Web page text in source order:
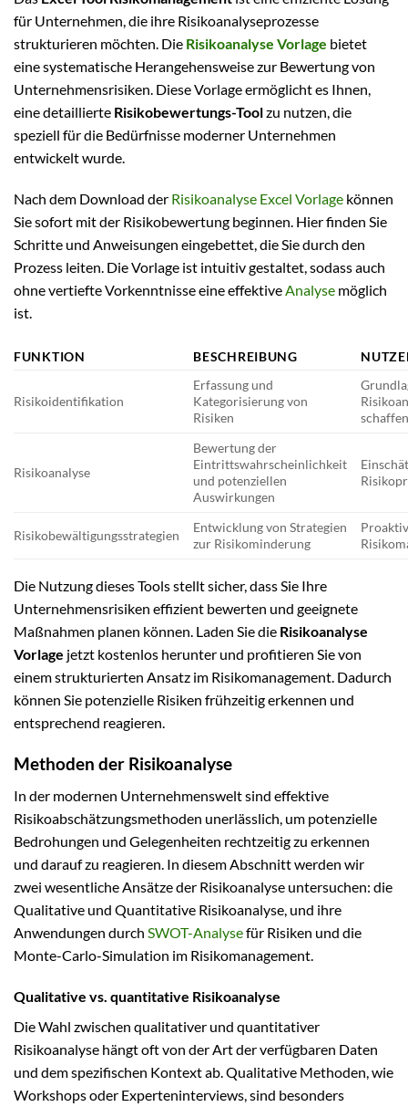
für Unternehmen, die ihre Risikoanalyseprozesse
strukturieren möchten. Die Risikoanalyse Vorlage bietet
eine systematische Herangehensweise zur Bewertung von
Unternehmensrisiken. Diese Vorlage ermöglicht es Ihnen,
eine detaillierte Risikobewertungs-Toolzu nutzen, die
speziell für die Bedürfnisse moderner Unternehmen
entwickelt wurde.
Nach dem Download der Risikoanalyse Excel Vorlage können
Sie sofort mit der Risikobewertung beginnen. Hier finden Sie
Schritte und Anweisungen eingebettet, die Sie durch den
Prozess leiten. Die Vorlage ist intuitiv gestaltet, sodass auch
ohne vertiefte Vorkenntnisse eine effektiveAnalyse möglich
ist.
FUNKTION BESCHREIBUNG
Risikoidentifikation
Erfassung und
Kategorisierung von
Risiken
Risikoanalyse
Bewertung der
Eintrittswahrscheinlichkeit
und potenziellen
Auswirkungen
Risikobewältigungsstrategien
Entwicklung von Strategien
zur Risikominderung
Die Nutzung dieses Tools stellt sicher, dass Sie Ihre
Unternehmensrisiken effizient bewerten und geeignete
Maßnahmen planen können. Laden Sie die Risikoanalyse
Vorlage jetzt kostenlos herunter und profitieren Sie von
einem strukturierten Ansatz im Risikomanagement. Dadurch
können Sie potenzielle Risiken frühzeitig erkennen und
entsprechend reagieren.
Methoden der Risikoanalyse
In der modernen Unternehmenswelt sind effektive
Risikoabschätzungsmethoden unerlässlich, um potenzielle
Bedrohungen und Gelegenheiten rechtzeitig zu erkennen
und darauf zu reagieren. In diesem Abschnitt werden wir
zwei wesentliche Ansätze der Risikoanalyse untersuchen: die
Qualitative und Quantitative Risikoanalyse, und ihre
Anwendungen durch SWOT-Analysefür Risiken und die
Monte-Carlo-Simulation im Risikomanagement.
Qualitative vs. quantitative Risikoanalyse
Die Wahl zwischen qualitativer und quantitativer
Risikoanalyse hängt oft von der Art der verfügbaren Daten
und dem spezifischen Kontext ab. Qualitative Methoden, wie
Workshops oder Experteninterviews, sind besonders